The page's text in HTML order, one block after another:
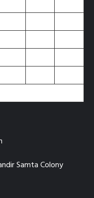
Samta Colony